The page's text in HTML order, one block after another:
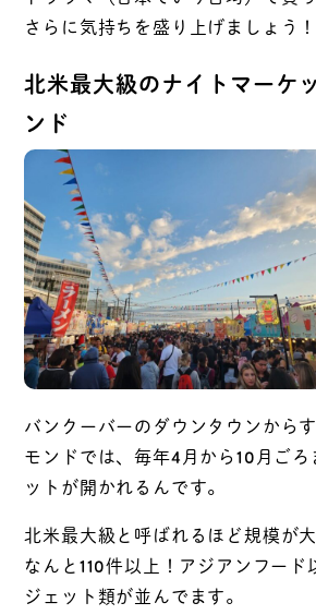
さらに気持ちを盛り上げましょう！
北米最大級のナイトマーケ
ンド
バンクーバーのダウンタウンから
モンドでは、毎年4月から10月ご
ットが開かれるんです。
北米最大級と呼ばれるほど規模が
なんと110件以上！アジアンフード
ジェット類が並んでます。